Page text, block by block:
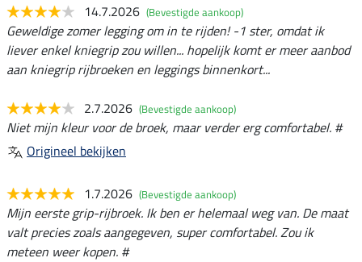
14.7.2026 (Bevestigde aankoop)
Geweldige zomer legging om in te rijden! -1 ster, omdat ik
liever enkel kniegrip zou willen... hopelijk komt er meer aanbod
aan kniegrip rijbroeken en leggings binnenkort...
2.7.2026 (Bevestigde aankoop)
Niet mijn kleur voor de broek, maar verder erg comfortabel. #
Origineel bekijken
1.7.2026 (Bevestigde aankoop)
Mijn eerste grip-rijbroek. Ik ben er helemaal weg van. De maat
valt precies zoals aangegeven, super comfortabel. Zou ik
meteen weer kopen. #